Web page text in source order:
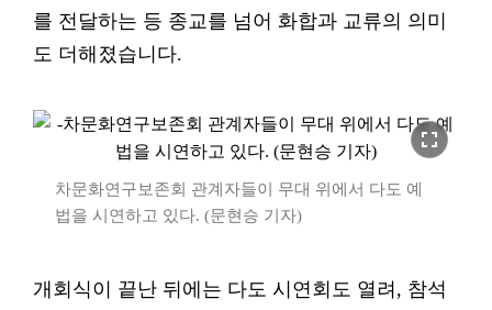
를 전달하는 등 종교를 넘어 화합과 교류의 의미
도 더해졌습니다.
fullscreen
차문화연구보존회 관계자들이 무대 위에서 다도 예
법을 시연하고 있다. (문현승 기자)
개회식이 끝난 뒤에는 다도 시연회도 열려, 참석